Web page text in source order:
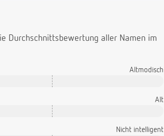
Durchschnittsbewertung aller Namen im
Altmodisch
Alt
Nicht intelligent